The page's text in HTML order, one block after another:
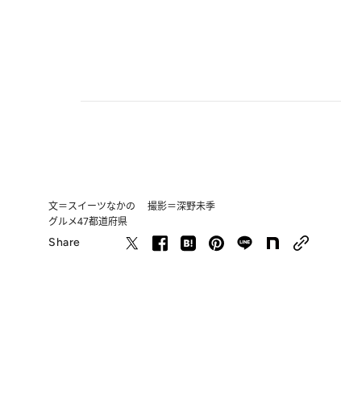
文＝スイーツなかの 撮影＝深野未季
グルメ47都道府県
Share